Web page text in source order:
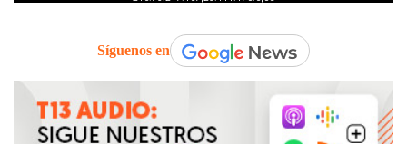
Síguenos en